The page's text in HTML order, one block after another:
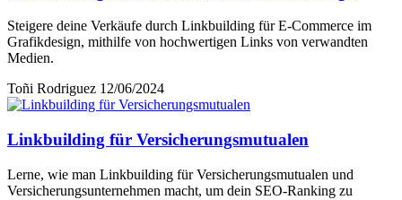
Steigere deine Verkäufe durch Linkbuilding für E-Commerce im
Grafikdesign, mithilfe von hochwertigen Links von verwandten
Medien.
Toñi Rodriguez 12/06/2024
Linkbuilding für Versicherungsmutualen
Lerne, wie man Linkbuilding für Versicherungsmutualen und
Versicherungsunternehmen macht, um dein SEO-Ranking zu